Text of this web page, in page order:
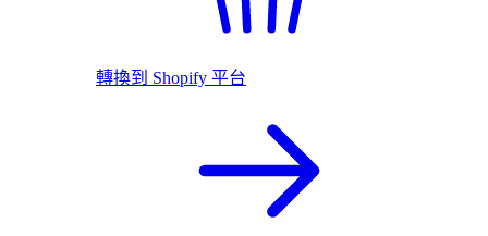
轉換到 Shopify 平台